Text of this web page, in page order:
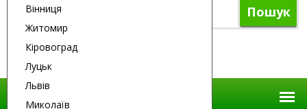
Вінниця
Житомир
Кіровоград
Луцьк
Львів
Миколаїв
Пошук